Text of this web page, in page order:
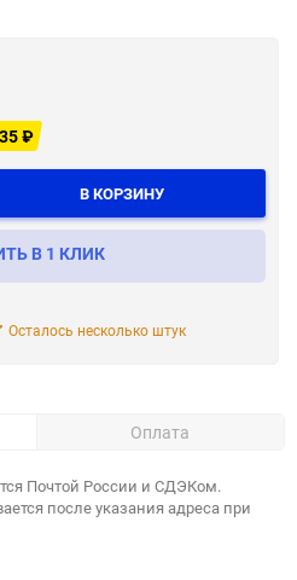
₽
В КОРЗИНУ
В 1 КЛИК
Осталось несколько штук
Оплата
Почтой России и СДЭКом.
после указания адреса при